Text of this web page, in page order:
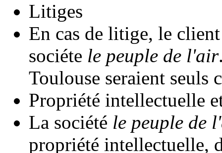
Litiges
En cas de litige, le
sociéte le peuple de l'air
Toulouse seraient seuls
Propriété intellectuelle
La société le peuple de
propriété intellectuelle,